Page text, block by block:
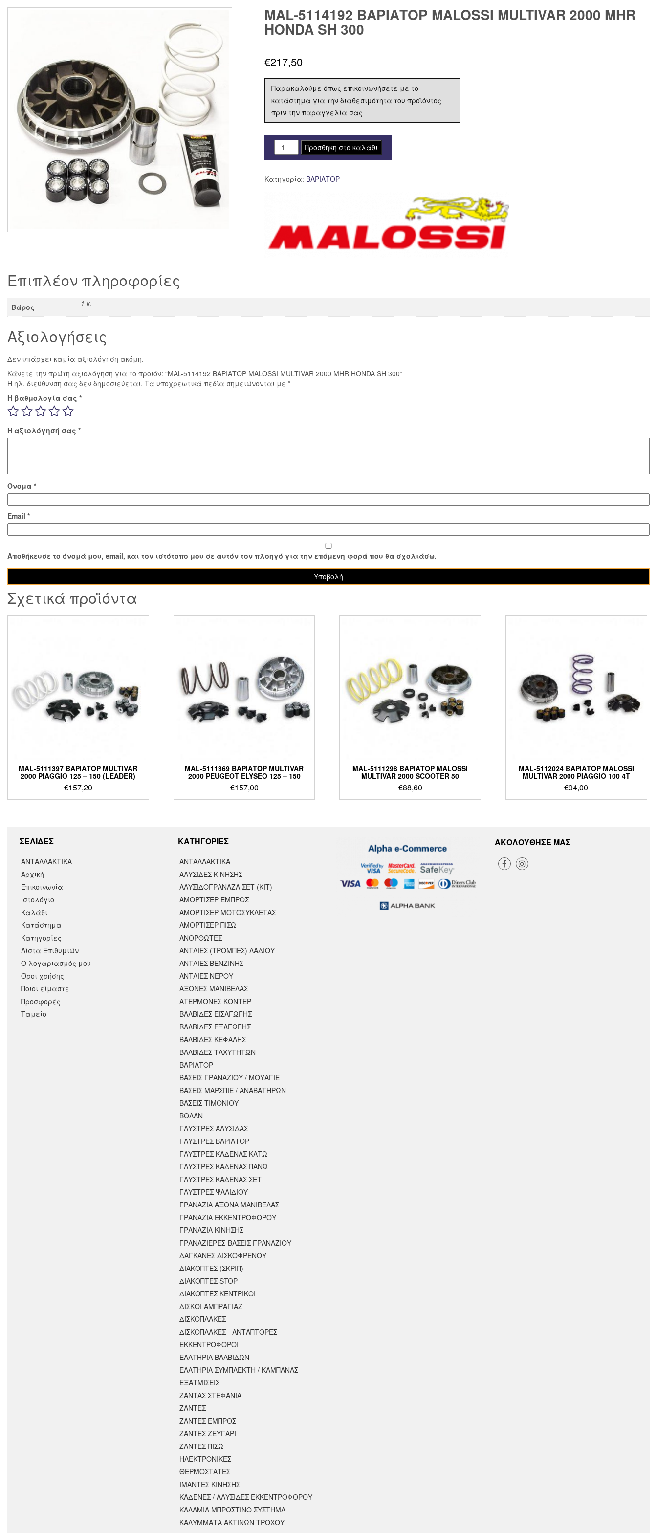
MAL-5114192 ΒΑΡΙΑΤΟΡ MALOSSI MULTIVAR 2000 MHR
HONDA SH 300
€217,50
Παρακαλούμε όπως επικοινωνήσετε με το
κατάστημα για την διαθεσιμότητα του προϊόντος
πριν την παραγγελία σας
MAL-
5114192
MALOSSI
HONDA
SH
Προσθήκη στο καλάθι
Κατηγορία: ΒΑΡΙΑΤΟΡ
Επιπλέον πληροφορίες
Βάρος 1 κ.
Αξιολογήσεις
Δεν υπάρχει καμία αξιολόγηση ακόμη.
Κάνετε την πρώτη αξιολόγηση για το προϊόν: “MAL-5114192 ΒΑΡΙΑΤΟΡ MALOSSI MULTIVAR 2000 MHR HONDA SH 300”
Η ηλ. διεύθυνση σας δεν δημοσιεύεται. Τα υποχρεωτικά πεδία σημειώνονται με *
Η βαθμολογία σας *
Η αξιολόγησή σας *
Όνομα *
Email *
Αποθήκευσε το όνομά μου, email, και τον ιστότοπο μου σε αυτόν τον πλοηγό για την επόμενη φορά που θα σχολιάσω.
Σχετικά προϊόντα
MAL-5111397 ΒΑΡΙΑΤΟΡ MULTIVAR
2000 PIAGGIO 125 – 150 (LEADER)
€157,20
MAL-5111369 ΒΑΡΙΑΤΟΡ MULTIVAR
2000 PEUGEOT ELYSEO 125 – 150
€157,00
MAL-5111298 ΒΑΡΙΑΤΟΡ MALOSSI
MULTIVAR 2000 SCOOTER 50
€88,60
MAL-5112024 ΒΑΡΙΑΤΟΡ MALOSSI
MULTIVAR 2000 PIAGGIO 100 4T
€94,00
ΣΕΛΙΔΕΣ
ΑΝΤΑΛΛΑΚΤΙΚΑ
Αρχική
Επικοινωνία
Ιστολόγιο
Καλάθι
Κατάστημα
Κατηγορίες
Λίστα Επιθυμιών
Ο λογαριασμός μου
Όροι χρήσης
Ποιοι είμαστε
Προσφορές
Ταμείο
KΑΤΗΓΟΡΙΕΣ
ΑΝΤΑΛΛΑΚΤΙΚΆ
ΑΛΥΣΙΔΕΣ ΚΙΝΗΣΗΣ
ΑΛΥΣΙΔΟΓΡΑΝΑΖΑ ΣΕΤ (ΚΙΤ)
ΑΜΟΡΤΙΣΕΡ ΕΜΠΡΟΣ
ΑΜΟΡΤΙΣΈΡ ΜΟΤΟΣΥΚΛΈΤΑΣ
ΑΜΟΡΤΙΣΕΡ ΠΙΣΩ
ΑΝΟΡΘΩΤΕΣ
ΑΝΤΛΙΕΣ (ΤΡΟΜΠΕΣ) ΛΑΔΙΟΥ
ΑΝΤΛΙΕΣ ΒΕΝΖΙΝΗΣ
ΑΝΤΛΙΕΣ ΝΕΡΟΥ
ΑΞΟΝΕΣ ΜΑΝΙΒΕΛΑΣ
ΑΤΕΡΜΟΝΕΣ ΚΟΝΤΕΡ
ΒΑΛΒΙΔΕΣ ΕΙΣΑΓΩΓΗΣ
ΒΑΛΒΙΔΕΣ ΕΞΑΓΩΓΗΣ
ΒΑΛΒΙΔΕΣ ΚΕΦΑΛΗΣ
ΒΑΛΒΙΔΕΣ ΤΑΧΥΤΗΤΩΝ
ΒΑΡΙΑΤΟΡ
ΒΑΣΕΙΣ ΓΡΑΝΑΖΙΟΥ / ΜΟΥΑΓΙΕ
ΒΑΣΕΙΣ ΜΑΡΣΠΙΕ / ΑΝΑΒΑΤΗΡΩΝ
ΒΑΣΕΙΣ ΤΙΜΟΝΙΟΥ
ΒΟΛΑΝ
ΓΛΥΣΤΡΕΣ ΑΛΥΣΙΔΑΣ
ΓΛΥΣΤΡΕΣ ΒΑΡΙΑΤΟΡ
ΓΛΥΣΤΡΕΣ ΚΑΔΕΝΑΣ ΚΑΤΩ
ΓΛΥΣΤΡΕΣ ΚΑΔΕΝΑΣ ΠΑΝΩ
ΓΛΥΣΤΡΕΣ ΚΑΔΕΝΑΣ ΣΕΤ
ΓΛΥΣΤΡΕΣ ΨΑΛΙΔΙΟΥ
ΓΡΑΝΑΖΙΑ ΑΞΟΝΑ ΜΑΝΙΒΕΛΑΣ
ΓΡΑΝΑΖΙΑ ΕΚΚΕΝΤΡΟΦΟΡΟΥ
ΓΡΑΝΑΖΙΑ ΚΙΝΗΣΗΣ
ΓΡΑΝΑΖΙΕΡΕΣ-ΒΑΣΕΙΣ ΓΡΑΝΑΖΙΟΥ
ΔΑΓΚΑΝΕΣ ΔΙΣΚΟΦΡΕΝΟΥ
ΔΙΑΚΟΠΤΕΣ (ΣΚΡΙΠ)
ΔΙΑΚΟΠΤΕΣ STOP
ΔΙΑΚΟΠΤΕΣ ΚΕΝΤΡΙΚΟΙ
ΔΙΣΚΟΙ ΑΜΠΡΑΓΙΑΖ
ΔΙΣΚΟΠΛΑΚΕΣ
ΔΙΣΚΟΠΛΑΚΕΣ - ΑΝΤΑΠΤΟΡΕΣ
ΕΚΚΕΝΤΡΟΦΟΡΟΙ
ΕΛΑΤΗΡΙΑ ΒΑΛΒΙΔΩΝ
ΕΛΑΤΗΡΙΑ ΣΥΜΠΛΕΚΤΗ / ΚΑΜΠΑΝΑΣ
ΕΞΑΤΜΙΣΕΙΣ
ΖΑΝΤΑΣ ΣΤΕΦΑΝΙΑ
ΖΑΝΤΕΣ
ΖΑΝΤΕΣ ΕΜΠΡΟΣ
ΖΑΝΤΕΣ ΖΕΥΓΑΡΙ
ΖΑΝΤΕΣ ΠΙΣΩ
ΗΛΕΚΤΡΟΝΙΚΕΣ
ΘΕΡΜΟΣΤΑΤΕΣ
ΙΜΑΝΤΕΣ ΚΙΝΗΣΗΣ
ΚΑΔΕΝΕΣ / ΑΛΥΣΙΔΕΣ ΕΚΚΕΝΤΡΟΦΟΡΟΥ
ΚΑΛΑΜΙΑ ΜΠΡΟΣΤΙΝΟ ΣΥΣΤΗΜΑ
ΚΑΛΥΜΜΑΤΑ ΑΚΤΙΝΩΝ ΤΡΟΧΟΥ
ΑΚΟΛΟΥΘΗΣΕ ΜΑΣ